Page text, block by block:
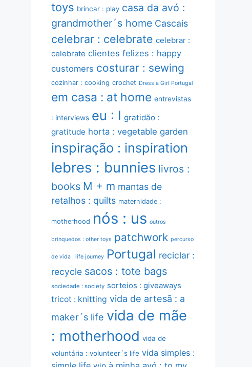
toys brincar : play casa da avó :
grandmother´s home Cascais
celebrar : celebrate celebrar :
celebrate clientes felizes : happy
customers costurar : sewing
cozinhar : cooking crochet Dress a Girl Portugal
em casa : at home entrevistas
: interviews eu : I gratidão :
gratitude horta : vegetable garden
inspiração : inspiration
lebres : bunnies livros :
books M + m mantas de
retalhos : quilts maternidade :
motherhood nós : us outros
brinquedos : other toys patchwork percurso
de vida : life journey Portugal reciclar :
recycle sacos : tote bags
sociedade : society sorteios : giveaways
tricot : knitting vida de artesã : a
maker´s life vida de mãe
: motherhood vida de
voluntária : volunteer´s life vida simples :